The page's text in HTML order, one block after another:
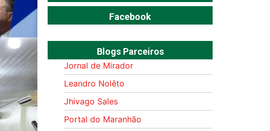
Facebook
Blogs Parceiros
Jornal de Mirador
Leandro Nolêto
Jhivago Sales
Portal do Maranhão